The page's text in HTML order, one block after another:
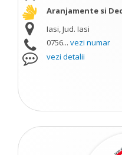
Aranjamente si
Iasi, Jud. Iasi
0756... vezi numar
vezi detalii